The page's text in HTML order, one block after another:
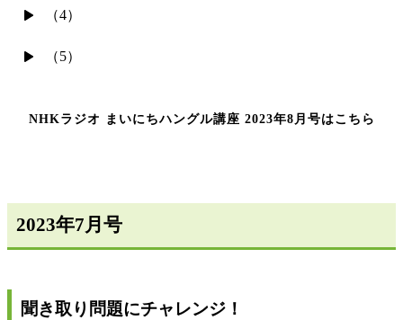
（4）
（5）
NHKラジオ まいにちハングル講座 2023年8月号はこちら
2023年7月号
聞き取り問題にチャレンジ！